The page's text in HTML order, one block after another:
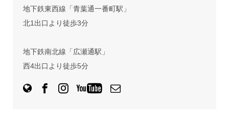
地下鉄東西線「青葉通一番町駅」
北1出口より徒歩3分
地下鉄南北線「広瀬通駅」
西4出口より徒歩5分